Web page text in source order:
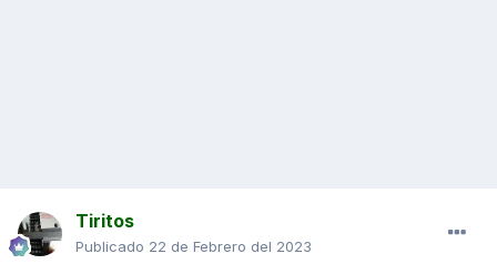
Tiritos
Publicado 22 de Febrero del 2023